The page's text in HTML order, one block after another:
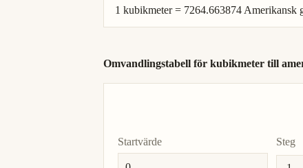
1 kubikmeter = 7264.663874 Amerikansk
Omvandlingstabell för kubikmeter till
Startvärde Steg